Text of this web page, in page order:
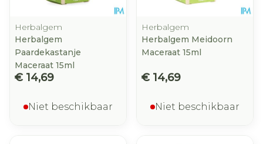
Herbalgem
Herbalgem
Paardekastanje
Maceraat 15ml
€ 14,69
Niet beschikbaar
Herbalgem
Herbalgem Meidoorn
Maceraat 15ml
€ 14,69
Niet beschikbaar